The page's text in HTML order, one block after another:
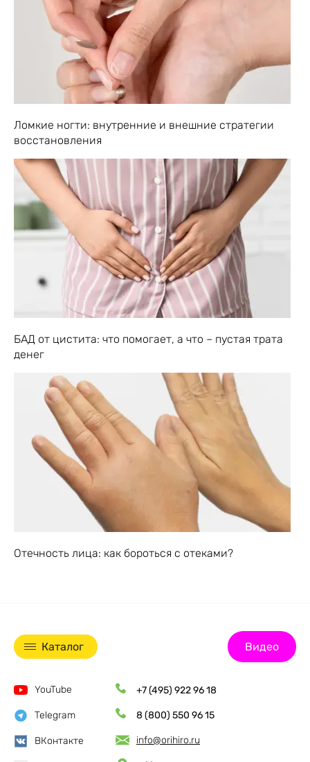
Ломкие ногти: внутренние и внешние стратегии
восстановления
БАД от цистита: что помогает, а что – пустая трата
денег
Отечность лица: как бороться с отеками?
Каталог Видео
YouTube
Telegram
ВКонтакте
+7 (495) 922 96 18
8 (800) 550 96 15
info@orihiro.ru